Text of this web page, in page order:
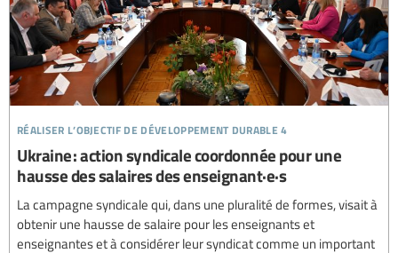
réaliser l’objectif de développement durable 4
Ukraine : action syndicale coordonnée pour une
hausse des salaires des enseignant·e·s
La campagne syndicale qui, dans une pluralité de formes, visait à
obtenir une hausse de salaire pour les enseignants et
enseignantes et à considérer leur syndicat comme un important